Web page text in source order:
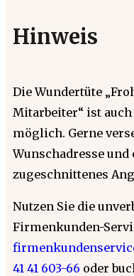
Hinweis
Die Wundertüte
Mitarbeiter“ ist
möglich. Gerne
Wunschadresse
zugeschnittenes
Nutzen Sie die
Firmenkunden-
41 41 603-66 oder